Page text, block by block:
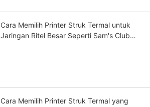
Cara Memilih Printer Struk Termal untuk
Jaringan Ritel Besar Seperti Sam's Club
Cara Memilih Printer Struk Termal yang